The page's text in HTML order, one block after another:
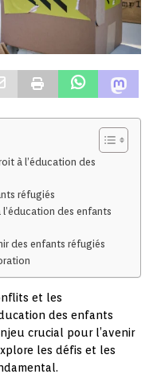
à l’éducation des
réfugiés
des enfants
des enfants réfugiés
et les
des enfants
crucial pour l’avenir
les défis et les